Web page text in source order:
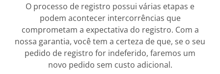
O processo de registro possui várias etapas e
podem acontecer intercorrências que
comprometam a expectativa do registro. Com a
nossa garantia, você tem a certeza de que, se o seu
pedido de registro for indeferido, faremos um
novo pedido sem custo adicional.